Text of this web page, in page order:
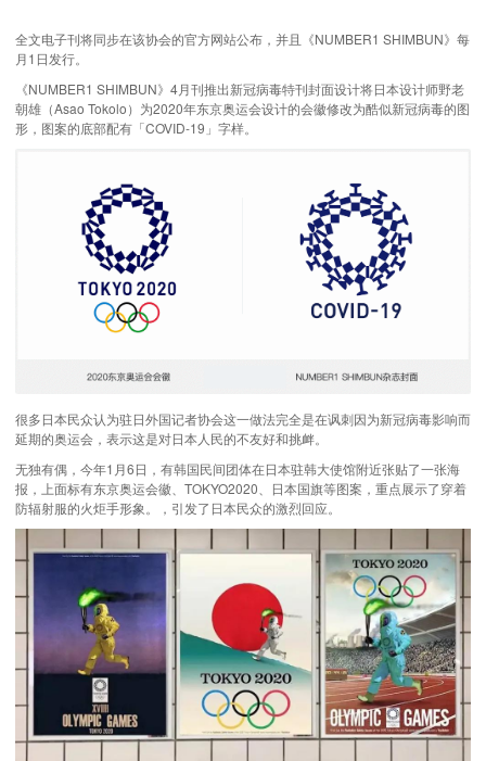
全文电子刊将同步在该协会的官方网站公布，并且《NUMBER1 SHIMBUN》每
月1日发行。
《NUMBER1 SHIMBUN》4月刊推出新冠病毒特刊封面设计将日本设计师野老
朝雄（Asao Tokolo）为2020年东京奥运会设计的会徽修改为酷似新冠病毒的图
形，图案的底部配有「COVID-19」字样。
很多日本民众认为驻日外国记者协会这一做法完全是在讽刺因为新冠病毒影响而
延期的奥运会，表示这是对日本人民的不友好和挑衅。
无独有偶，今年1月6日，有韩国民间团体在日本驻韩大使馆附近张贴了一张海
报，上面标有东京奥运会徽、TOKYO2020、日本国旗等图案，重点展示了穿着
防辐射服的火炬手形象。，引发了日本民众的激烈回应。